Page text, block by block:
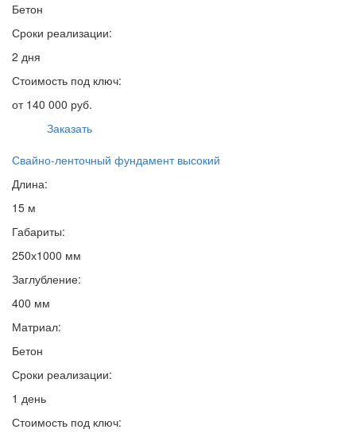
Бетон
Сроки реализации:
2 дня
Стоимость под ключ:
от 140 000 руб.
Заказать
Свайно-ленточный фундамент высокий
Длина:
15 м
Габариты:
250х1000 мм
Заглубление:
400 мм
Матриал:
Бетон
Сроки реализации:
1 день
Стоимость под ключ: